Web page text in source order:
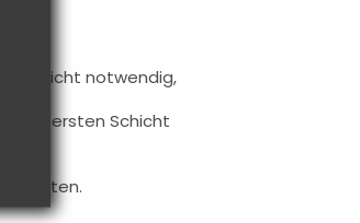
ist nicht notwendig,
zur ersten Schicht
möchten.